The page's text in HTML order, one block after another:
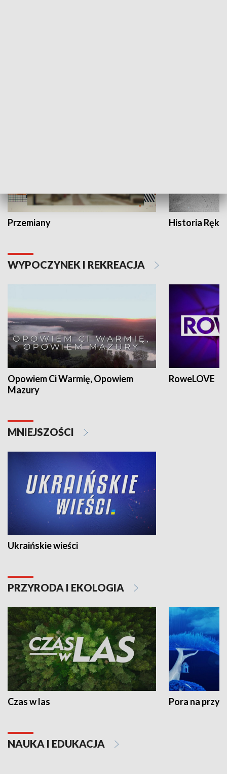
Przemiany Historia Ręką
WYPOCZYNEK I REKREACJA
Opowiem Ci Warmię, Opowiem
Mazury
RoweLOVE
MNIEJSZOŚCI
Ukraińskie wieści
PRZYRODA I EKOLOGIA
Czas w las Pora na
NAUKA I EDUKACJA